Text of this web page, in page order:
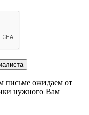
письме ожидаем от
нужного Вам